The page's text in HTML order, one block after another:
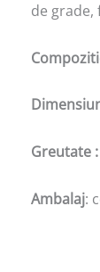
de grade,
Greutate :
Ambalaj: